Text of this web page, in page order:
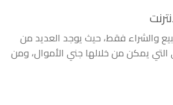
والشراء فقط، حيث يوجد العديد من
التي يمكن من خلالها جني الأموال، ومن